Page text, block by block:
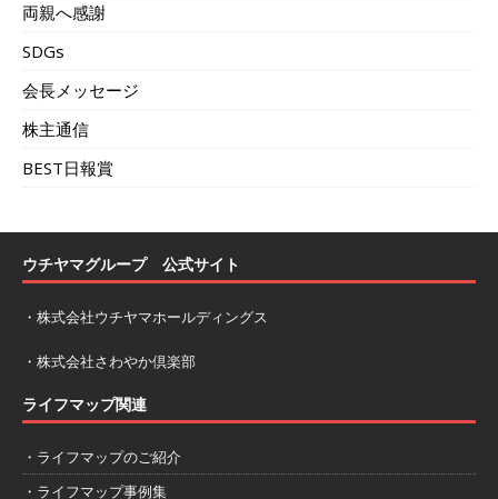
両親へ感謝
SDGs
会長メッセージ
株主通信
BEST日報賞
ウチヤマグループ 公式サイト
・ 株式会社ウチヤマホールディングス
・ 株式会社さわやか倶楽部
ライフマップ関連
・ライフマップのご紹介
・ライフマップ事例集